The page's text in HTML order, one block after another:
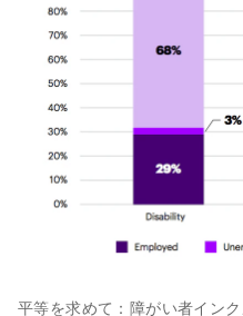
平等を求めて：障がい者イン